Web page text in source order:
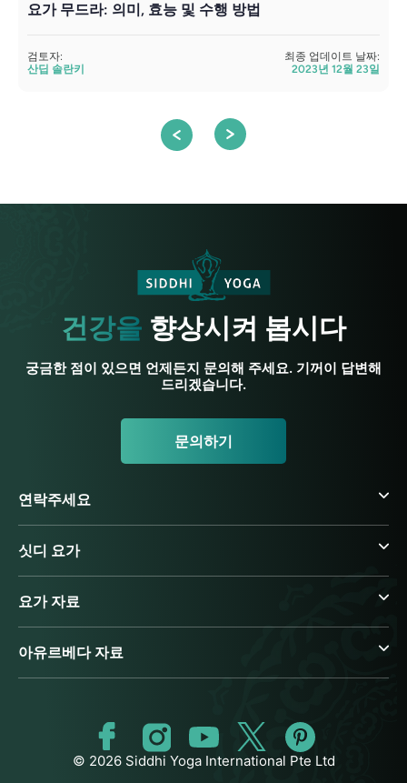
요가 무드라: 의미, 효능 및 수행 방법
검토자:
산딥 솔란키
최종 업데이트 날짜:
2023년 12월 23일
건강을 향상시켜 봅시다
궁금한 점이 있으면 언제든지 문의해 주세요. 기꺼이 답변해
드리겠습니다.
문의하기
연락주세요
싯디 요가
요가 자료
아유르베다 자료
© 2026 Siddhi Yoga International Pte Ltd